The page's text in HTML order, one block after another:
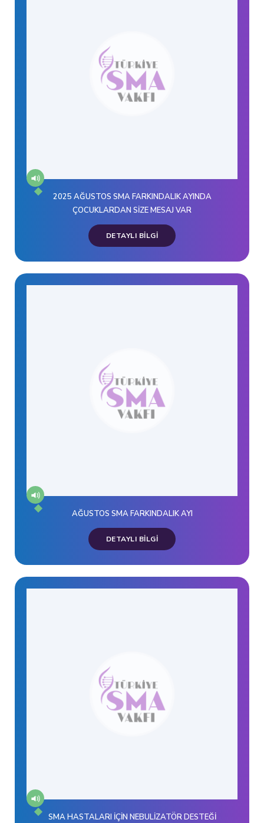
2025 AĞUSTOS SMA FARKINDALIK AYINDA
ÇOCUKLARDAN SİZE MESAJ VAR
AĞUSTOS SMA FARKINDALIK AYI
SMA HASTALARI İÇİN NEBULİZATÖR DESTEĞİ